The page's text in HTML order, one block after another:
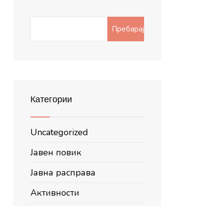
Пребарај
Категории
Uncategorized
Јавен повик
Јавна расправа
Активности